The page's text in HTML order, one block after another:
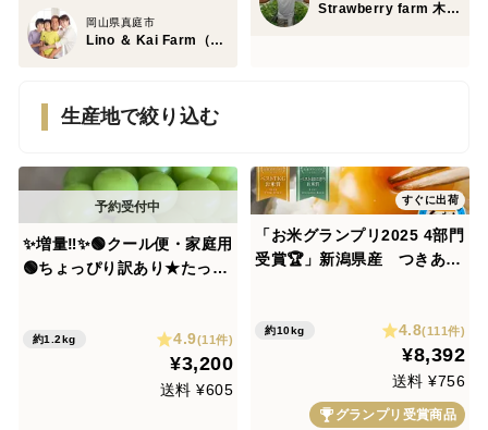
岡山県真庭市
Lino ＆ Kai Farm（リノ アンド カイファーム）
Strawberry farm 木村農園
✨増量‼️✨🟢クール便・家庭用
🟢ちょっぴり訳あり★たっぷ
どれ】【2026年先行予約】9
月中旬〜順次発送★冷蔵配送
約1.2kg 4.9(11件)
¥3,200
送料 ¥605
すぐに出荷
「お米グランプリ2025 4部門
受賞🏆」新潟県産 つきあか
約10kg 4.8(111件)
¥8,392
送料 ¥756
グランプリ受賞商品
生産地で絞り込む